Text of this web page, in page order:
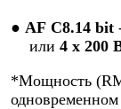
● AFС8.14 bit
или 4 х 200
*Мощность